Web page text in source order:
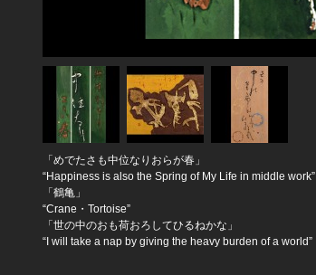
「めでたさも中位なりおらが春」
“Happiness is also the Spring of My Life in middle work”
「鶴亀」
“Crane・Tortoise”
「世の中のおも荷おろしてひるねかな」
“I will take a nap by giving the heavy burden of a world”